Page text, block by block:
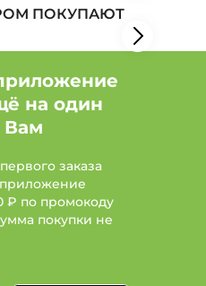
Collection
ПОКУПАЮТ
на один
Вам
заказа
₽ по промокоду
покупки не